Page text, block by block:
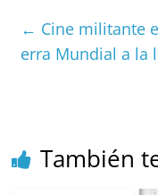
e
b
l s
A
← Cine militante
erra Mundial a la
También